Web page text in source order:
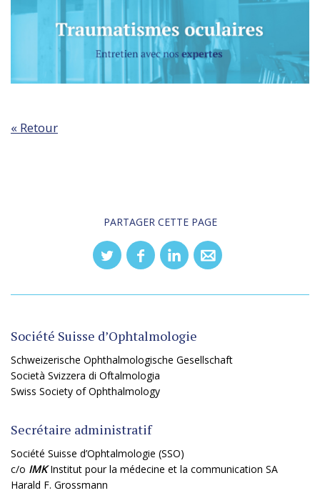
« Retour
PARTAGER CETTE PAGE
Société Suisse d’Ophtalmologie
Schweizerische Ophthalmologische Gesellschaft
Società Svizzera di Oftalmologia
Swiss Society of Ophthalmology
Secrétaire administratif
Société Suisse d’Ophtalmologie (SSO)
c/o IMKInstitut pour la médecine et la communication SA
Harald F. Grossmann